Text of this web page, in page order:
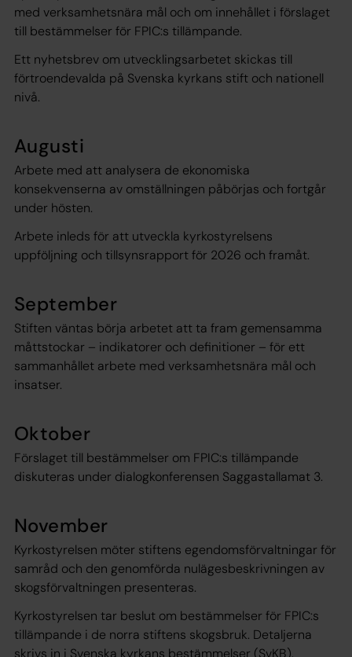
med verksamhetsnära mål och om innehållet i förslaget
till bestämmelser för FPIC:s tillämpande.
Ett nyhetsbrev om utvecklingsarbetet skickas till
förtroendevalda på Svenska kyrkans stift och nationell
nivå.
Augusti
Arbete med att analysera de ekonomiska
konsekvenserna av omställningen påbörjas och fortgår
under hösten.
Arbete inleds för att utveckla kyrkostyrelsens
uppföljning och tillsynsrapport för 2026 och framåt.
September
Stiften väntas börja arbetet att ta fram gemensamma
måttstockar – indikatorer och definitioner – för ett
sammanhållet arbete med verksamhetsnära mål och
insatser.
Oktober
Förslaget till bestämmelser om FPIC:s tillämpande
diskuteras under dialogkonferensen Saggastallamat 3.
November
Kyrkostyrelsen möter stiftens egendomsförvaltningar för
samråd och den genomförda nulägesbeskrivningen av
skogsförvaltningen presenteras.
Kyrkostyrelsen tar beslut om bestämmelser för FPIC:s
tillämpande i de norra stiftens skogsbruk. Detaljerna
skrivs in i Svenska kyrkans bestämmelser (SvKB).